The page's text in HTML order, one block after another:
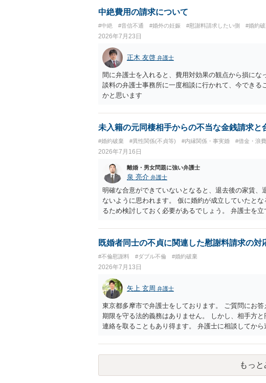
中絶費用の請求について
#中絶 #音信不通 #婚外の妊娠 #慰謝料請求したい側 #婚約破
2026年7月23日
正木 友啓 弁護士
間に弁護士を入れると、費用対効果の観点から損に
談料の弁護士事務所に一度相談に行かれて、今でき
かと思います
未入籍の元同棲相手からの不当な金銭請求と
#婚約破棄 #異性関係(不貞等) #内縁関係・事実婚 #借金・浪
2026年7月16日
離婚・男女問題に強い弁護士
泉 亮介 弁護士
明確な合意ができていないとなると、退去後の家賃
ないように思われます。 仮に婚約が成立していたと
るため検討しておく必要があるでしょう。 弁護士を
既婚者同士の不貞に関連した慰謝料請求の対
#不倫慰謝料 #ダブル不倫 #婚約破棄
2026年7月13日
矢上 玄周 弁護士
東京都多摩市で弁護士をしております。 ご質問にお
期限を守る法的義務はありません。 しかし、相手方
連絡を取ることもあり得ます。 弁護士に相談してか
もあります。 ２について 求償権の請求と婚約破棄の
事実上の繋がりがないわけではありません。 例えば
を匂わせて不貞関係になったというような場合には
払う必要が生じるという可能性もないわけではあり
もっと